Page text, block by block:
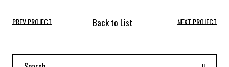
PREV PROJECT NEXT PROJECT
Search